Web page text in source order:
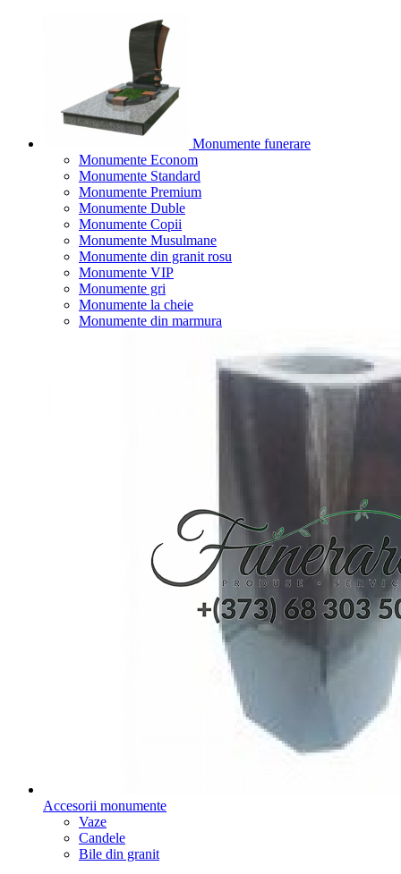
Monumente funerare
Monumente Econom
Monumente Standard
Monumente Premium
Monumente Duble
Monumente Copii
Monumente Musulmane
Monumente din granit rosu
Monumente VIP
Monumente gri
Monumente la cheie
Monumente din marmura
Accesorii monumente
Vaze
Candele
Bile din granit